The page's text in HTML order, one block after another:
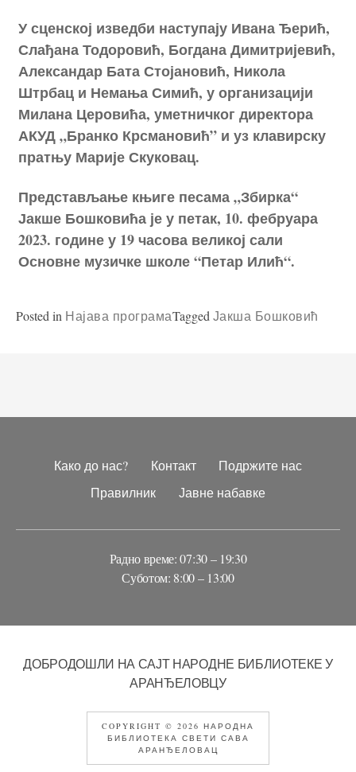
У сценској изведби наступају Ивана Ђерић,
Слађана Тодоровић, Богдана Димитријевић,
Александар Бата Стојановић, Никола
Штрбац и Немања Симић, у организацији
Милана Церовића, уметничког директора
АКУД „Бранко Крсмановић” и уз клавирску
пратњу Марије Скуковац.
Представљање књиге песама „Збирка“
Јакше Бошковића је у петак, 10. фебруара
2023. године у 19 часова великој сали
Основне музичке школе “Петар Илић“.
Posted in Најава програмаTagged Јакша Бошковић
Како до нас? Контакт
Подржите нас
Правилник
Јавне набавке
Радно време: 07:30 – 19:30
Суботом: 8:00 – 13:00
ДОБРОДОШЛИ НА САЈТ НАРОДНЕ БИБЛИОТЕКЕ У
АРАНЂЕЛОВЦУ
COPYRIGHT © 2026 НАРОДНА
БИБЛИОТЕКА СВЕТИ САВА
АРАНЂЕЛОВАЦ